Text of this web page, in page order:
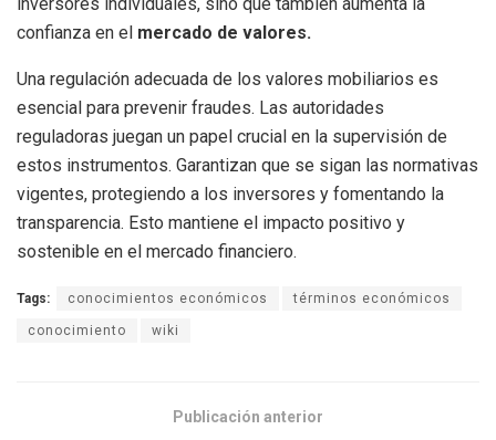
confianza en el mercado de valores.
Una regulación adecuada de los valores mobiliarios es
esencial para prevenir fraudes. Las autoridades
reguladoras juegan un papel crucial en la supervisión de
estos instrumentos. Garantizan que se sigan las normativas
vigentes, protegiendo a los inversores y fomentando la
transparencia. Esto mantiene el impacto positivo y
sostenible en el mercado financiero.
Tags: conocimientos económicos términos económicos
conocimiento wiki
Publicación anterior